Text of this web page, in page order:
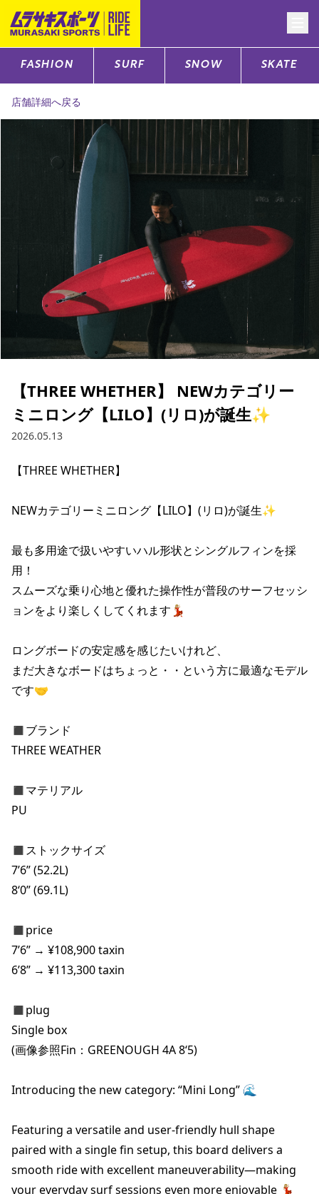
CATEGORY
サーフTOP
スノーTOP
スケートTOP
CONTENTS
ご利用ガイド
会員ランク
アフターサポート
下取り保証について
よくある質問
ポイント・クーポンもこのアプリで！
FASHION SURF SNOW SKATE
店舗詳細へ戻る
【THREE WHETHER】 NEWカテゴリー
ミニロング【LILO】(リロ)が誕生✨
2026.05.13
【THREE WHETHER】
NEWカテゴリーミニロング【LILO】(リロ)が誕生✨
最も多用途で扱いやすいハル形状とシングルフィンを採
用！
スムーズな乗り心地と優れた操作性が普段のサーフセッシ
ョンをより楽しくしてくれます💃🏼
ロングボードの安定感を感じたいけれど、
まだ大きなボードはちょっと・・という方に最適なモデル
です🤝
◼︎ブランド
THREE WEATHER
◼︎マテリアル
PU
◼︎ストックサイズ
7’6” (52.2L)
8‘0” (69.1L)
◼︎price
7’6” → ¥108,900 taxin
6’8” → ¥113,300 taxin
◼︎plug
Single box
(画像参照Fin：GREENOUGH 4A 8‘5)
Introducing the new category: “Mini Long” 🌊
Featuring a versatile and user-friendly hull shape
paired with a single fin setup, this board delivers a
smooth ride with excellent maneuverability—making
your everyday surf sessions even more enjoyable 💃🏼